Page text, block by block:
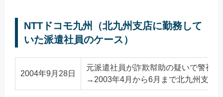
NTTドコモ九州（北九州支店に勤務して
いた派遣社員のケース）
2004年9月28日
元派遣社員が詐欺幇助の疑いで警視
→2003年4月から6月まで北九州支店